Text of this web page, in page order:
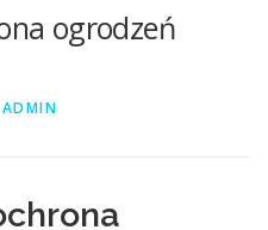
ogrodzeń
ADMIN